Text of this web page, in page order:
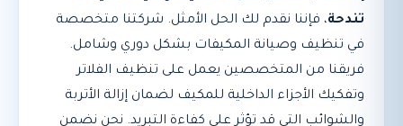
تندحة، فإننا نقدم لك الحل الأمثل. شركتنا متخصصة
في تنظيف وصيانة المكيفات بشكل دوري وشامل.
فريقنا من المتخصصين يعمل على تنظيف الفلاتر
وتفكيك الأجزاء الداخلية للمكيف لضمان إزالة الأتربة
والشوائب التي قد تؤثر على كفاءة التبريد. نحن نضمن